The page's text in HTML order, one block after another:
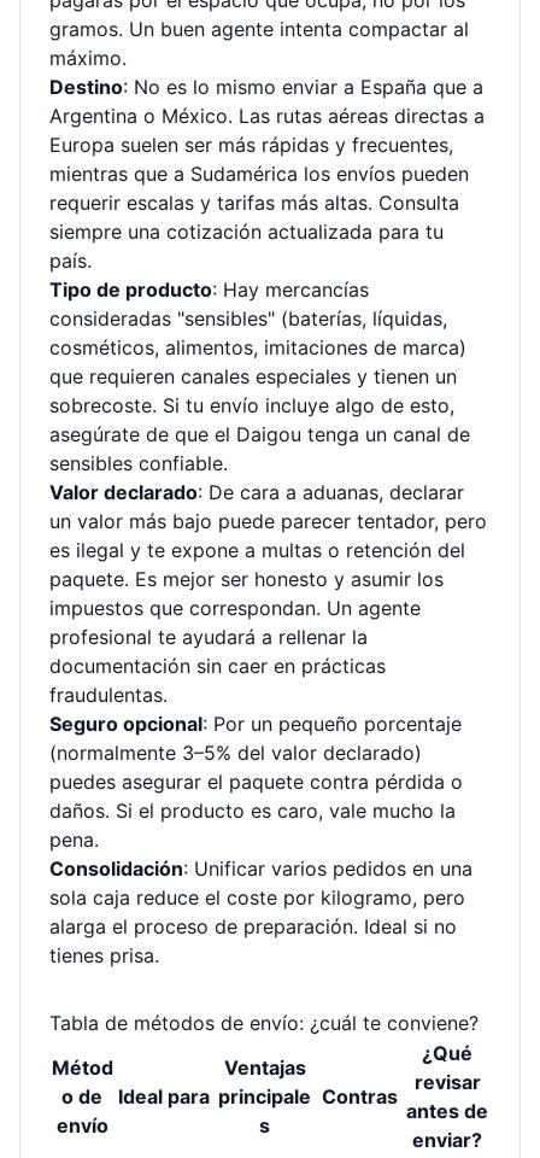
gramos. Un buen agente intenta compactar al
máximo.
Destino: No es lo mismo enviar a España que a
Argentina o México. Las rutas aéreas directas a
Europa suelen ser más rápidas y frecuentes,
mientras que a Sudamérica los envíos pueden
requerir escalas y tarifas más altas. Consulta
siempre una cotización actualizada para tu
país.
Tipo de producto: Hay mercancías
consideradas "sensibles" (baterías, líquidas,
cosméticos, alimentos, imitaciones de marca)
que requieren canales especiales y tienen un
sobrecoste. Si tu envío incluye algo de esto,
asegúrate de que el Daigou tenga un canal de
sensibles confiable.
Valor declarado: De cara a aduanas, declarar
un valor más bajo puede parecer tentador, pero
es ilegal y te expone a multas o retención del
paquete. Es mejor ser honesto y asumir los
impuestos que correspondan. Un agente
profesional te ayudará a rellenar la
documentación sin caer en prácticas
fraudulentas.
Seguro opcional: Por un pequeño porcentaje
(normalmente 3–5% del valor declarado)
puedes asegurar el paquete contra pérdida o
daños. Si el producto es caro, vale mucho la
pena.
Consolidación: Unificar varios pedidos en una
sola caja reduce el coste por kilogramo, pero
alarga el proceso de preparación. Ideal si no
tienes prisa.
Tabla de métodos de envío: ¿cuál te conviene?
Métod
o de
envío
Ideal para
Ventajas
principale
s
Contras
¿Qué
revisar
antes de
enviar?